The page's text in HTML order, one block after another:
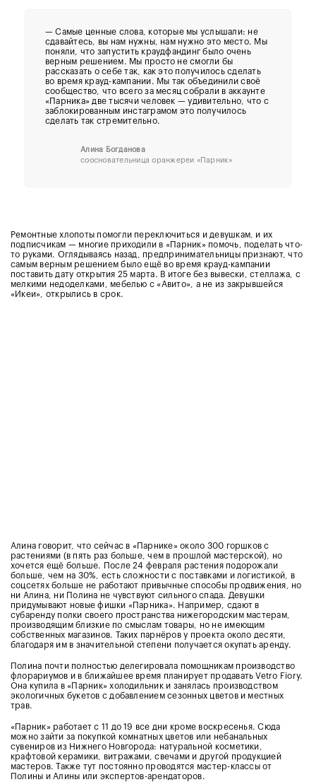
— Самые ценные слова, которые мы услышали: не
сдавайтесь, вы нам нужны, нам нужно это место. Мы
поняли, что запустить краудфандинг было очень
верным решением. Мы просто не смогли бы
рассказать о себе так, как это получилось сделать
во время крауд-кампании. Мы так объединили своё
сообщество, что всего за месяц собрали в аккаунте
«Парника» две тысячи человек — удивительно, что с
заблокированным инстаграмом это получилось
сделать так стремительно.
Алина Богданова
соосновательница оранжереи «Парник»
Ремонтные хлопоты помогли переключиться и девушкам, и их
подписчикам — многие приходили в «Парник» помочь, поделать что-
то руками. Оглядываясь назад, предпринимательницы признают, что
самым верным решением было ещё во время крауд-кампании
поставить дату открытия 25 марта. В итоге без вывески, стеллажа, с
мелкими недоделками, мебелью с «Авито», а не из закрывшейся
«Икеи», открылись в срок.
Алина говорит, что сейчас в «Парнике» около 300 горшков с
растениями (в пять раз больше, чем в прошлой мастерской), но
хочется ещё больше. После 24 февраля растения подорожали
больше, чем на 30%, есть сложности с поставками и логистикой, в
соцсетях больше не работают привычные способы продвижения, но
ни Алина, ни Полина не чувствуют сильного спада. Девушки
придумывают новые фишки «Парника». Например, сдают в
субаренду полки своего пространства нижегородским мастерам,
производящим близкие по смыслам товары, но не имеющим
собственных магазинов. Таких парнёров у проекта около десяти,
благодаря им в значительной степени получается окупать аренду.
Полина почти полностью делегировала помощникам производство
флорариумов и в ближайшее время планирует продавать Vetro Fiory.
Она купила в «Парник» холодильник и занялась производством
экологичных букетов с добавлением сезонных цветов и местных
трав.
«Парник» работает с 11 до 19 все дни кроме воскресенья. Сюда
можно зайти за покупкой комнатных цветов или небанальных
сувениров из Нижнего Новгорода: натуральной косметики,
крафтовой керамики, витражами, свечами и другой продукцией
мастеров. Также тут постоянно проводятся мастер-классы от
Полины и Алины или экспертов-арендаторов.